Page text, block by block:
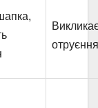
отруєння